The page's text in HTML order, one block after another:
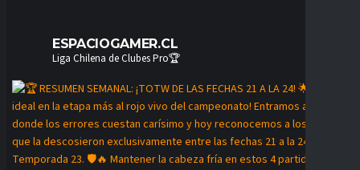
ESPACIOGAMER.CL
Liga Chilena de Clubes Pro🏆